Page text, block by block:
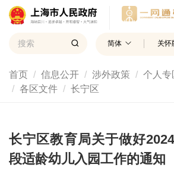
简体 关怀
首页 信息公开 涉外政策 个人专
各区文件
长宁区
长宁区教育局关于做好
段适龄幼儿入园工作的通知